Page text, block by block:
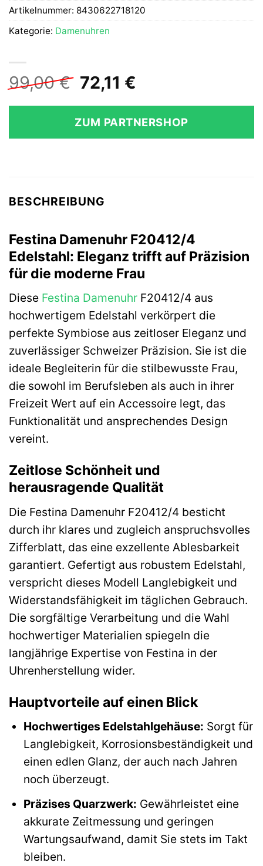
99,00€ Ursprünglicher
Preis
war:
99,00 €
72,11 €
ist:
72,11 €.
ZUM PARTNERSHOP
Artikelnummer: 8430622718120
Kategorie: Damenuhren
BESCHREIBUNG
Festina Damenuhr F20412/4
Edelstahl: Eleganz trifft auf Präzision
für die moderne Frau
Diese Festina Damenuhr F20412/4 aus
hochwertigem Edelstahl verkörpert die
perfekte Symbiose aus zeitloser Eleganz und
zuverlässiger Schweizer Präzision. Sie ist die
ideale Begleiterin für die stilbewusste Frau,
die sowohl im Berufsleben als auch in ihrer
Freizeit Wert auf ein Accessoire legt, das
Funktionalität und ansprechendes Design
vereint.
Zeitlose Schönheit und
herausragende Qualität
Die Festina Damenuhr F20412/4 besticht
durch ihr klares und zugleich anspruchsvolles
Zifferblatt, das eine exzellente Ablesbarkeit
garantiert. Gefertigt aus robustem Edelstahl,
verspricht dieses Modell Langlebigkeit und
Widerstandsfähigkeit im täglichen Gebrauch.
Die sorgfältige Verarbeitung und die Wahl
hochwertiger Materialien spiegeln die
langjährige Expertise von Festina in der
Uhrenherstellung wider.
Hauptvorteile auf einen Blick
Hochwertiges Edelstahlgehäuse: Sorgt für
Langlebigkeit, Korrosionsbeständigkeit und
einen edlen Glanz, der auch nach Jahren
noch überzeugt.
Präzises Quarzwerk: Gewährleistet eine
akkurate Zeitmessung und geringen
Wartungsaufwand, damit Sie stets im Takt
bleiben.